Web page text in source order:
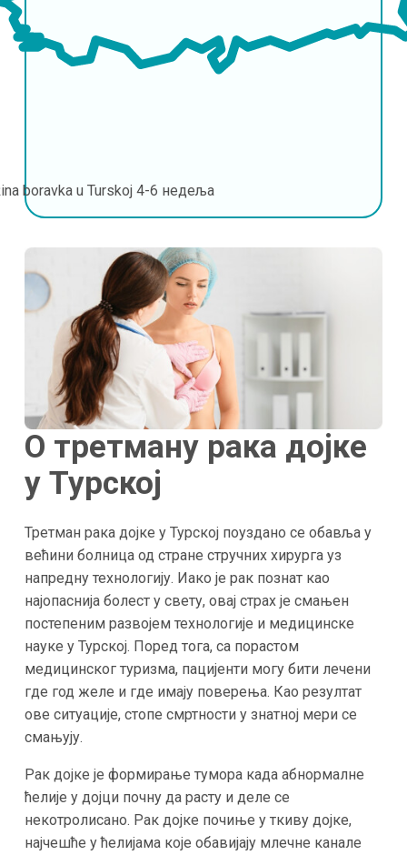
boravka u Turskoj 4-6 недеља
О третману рака дојке
у Турској
Третман рака дојке у Турској поуздано се обавља у
већини болница од стране стручних хирурга уз
напредну технологију. Иако је рак познат као
најопаснија болест у свету, овај страх је смањен
постепеним развојем технологије и медицинске
науке у Турској. Поред тога, са порастом
медицинског туризма, пацијенти могу бити лечени
где год желе и где имају поверења. Као резултат
ове ситуације, стопе смртности у знатној мери се
смањују.
Рак дојке је формирање тумора када абнормалне
ћелије у дојци почну да расту и деле се
некотролисано. Рак дојке почиње у ткиву дојке,
најчешће у ћелијама које обавијају млечне канале